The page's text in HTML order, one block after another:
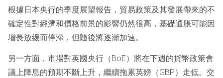
根據日本央行的季度展望報告，貿易政策及其發展帶來的不
確定性對經濟和價格前景的影響仍然很高，基礎通脹可能因
增長放緩而停滯，但隨後將逐漸加速。
另一方面，市場對英國央行（BoE）將在下週的貨幣政策會
議上降息的預期不斷上升，繼續拖累英鎊（GBP）走低。交